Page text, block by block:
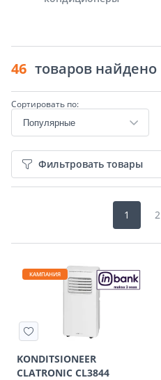
46 товаров найдено
Сортировать по:
Фильтровать товары
1 2
КАМПАНИЯ
KONDITSIONEER
CLATRONIC CL3844